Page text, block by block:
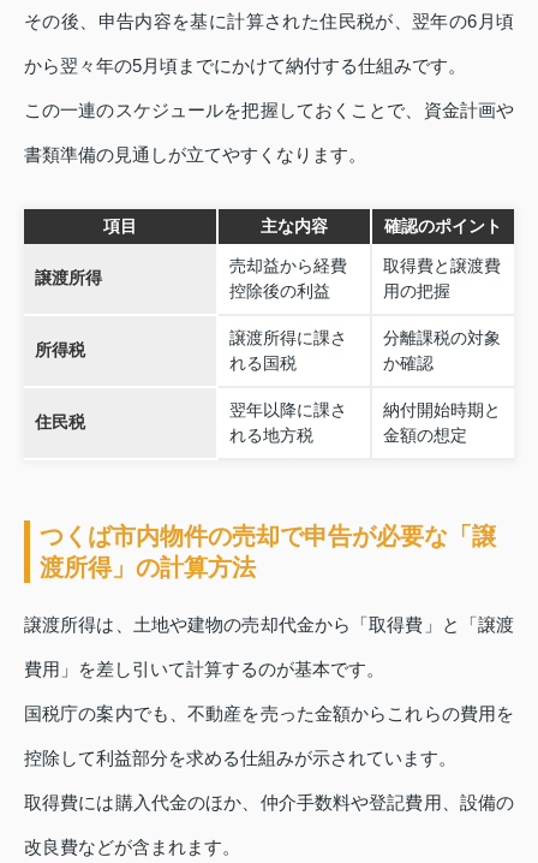
その後、申告内容を基に計算された住民税が、翌年の6月頃
から翌々年の5月頃までにかけて納付する仕組みです。
この一連のスケジュールを把握しておくことで、資金計画や
書類準備の見通しが立てやすくなります。
項目 主な内容 確認のポイント
譲渡所得
売却益から経費
控除後の利益
取得費と譲渡費
用の把握
所得税
譲渡所得に課さ
れる国税
分離課税の対象
か確認
住民税
翌年以降に課さ
れる地方税
納付開始時期と
金額の想定
つくば市内物件の売却で申告が必要な「譲
渡所得」の計算方法
譲渡所得は、土地や建物の売却代金から「取得費」と「譲渡
費用」を差し引いて計算するのが基本です。
国税庁の案内でも、不動産を売った金額からこれらの費用を
控除して利益部分を求める仕組みが示されています。
取得費には購入代金のほか、仲介手数料や登記費用、設備の
改良費などが含まれます。